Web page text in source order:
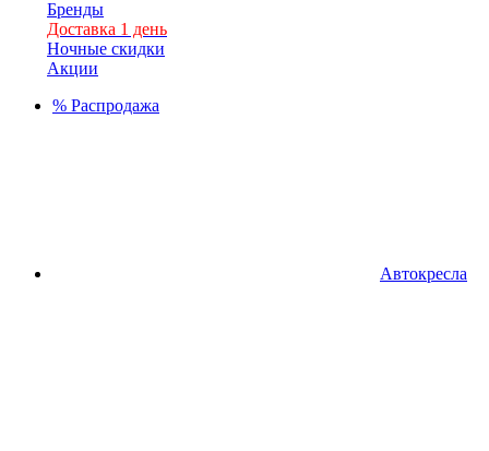
Бренды
Доставка 1 день
Ночные скидки
Акции
% Распродажа
Автокресла